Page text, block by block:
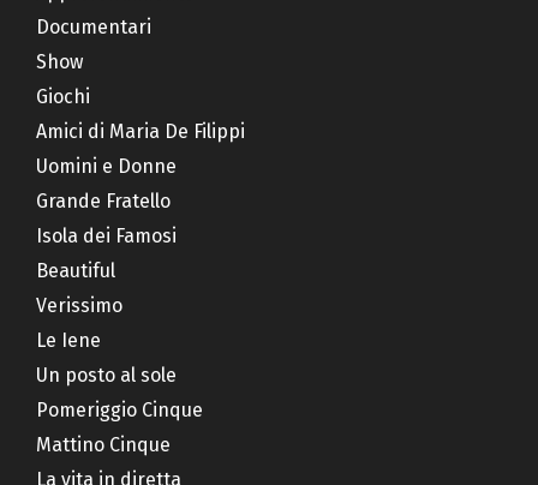
Documentari
Show
Giochi
Amici di Maria De Filippi
Uomini e Donne
Grande Fratello
Isola dei Famosi
Beautiful
Verissimo
Le Iene
Un posto al sole
Pomeriggio Cinque
Mattino Cinque
La vita in diretta